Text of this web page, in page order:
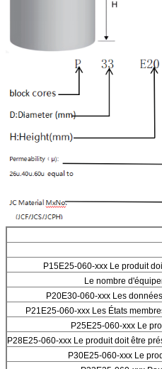
P15E25-060-xxx Le produit
Le nombre
P20E30-060-xxx Les
P21E25-060-xxx Les États
P25E25-060-xxx Le
P28E25-060-xxx Le produit doit être
P30E25-060-xxx Le